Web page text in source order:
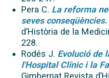
Pera C. La reforma
seves conseqüències.
d’Història de la
228.
Rodés J. Evolució de
l'Hospital Clínic i la
Gimbernat Revista